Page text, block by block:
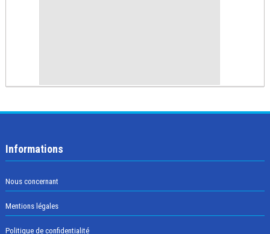
Informations
Nous concernant
Mentions légales
Politique de confidentialité